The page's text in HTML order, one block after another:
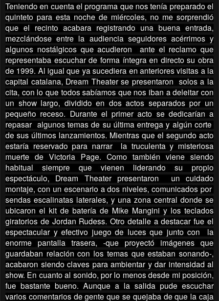
Teniendo en cuenta el programa que nos tenía preparado el
quinteto para esta noche de miércoles, no me sorprendió
que el recinto acabara registrando una buena entrada,
mezclándose entre la audiencia seguidores acérrimos y
algunos nostálgicos que acudieron ante el reclamo que
representaba escuchar de forma íntegra en directo su obra
de 1999. Al igual que ya sucediera en anteriores visitas a la
capital catalana, Dream Theater se presentaron solos a la
cita, con lo que todos sabíamos que nos iban a deleitar con
un show largo, dividido en dos actos separados por un
pequeño receso. Durante el primer acto se dedicarían a
repasar algunos temas de su última entrega y algún corte
de sus últimos lanzamientos. Mientras que el segundo acto
estaría reservado para narrar la truculenta y misteriosa
muerte de Victoria Page. Como también viene siendo
habitual siempre que vienen liderando su propio
espectáculo, Dream Theater presentaron un cuidado
montaje, con un escenario a dos niveles, comunicados por
sendas escalinatas laterales, y una zona central donde se
ubicaron el kit de batería de Mike Mangini y los teclados
giratorios de Jordan Rudess. Otro detalle a destacar fue el
espectacular y efectivo juego de luces que junto con la
enorme pantalla trasera, -que proyectó imágenes que
guardaban relación con los temas que estaban sonando-,
acabaron siendo claves para ambientar y dar intensidad al
show. En cuanto al sonido, por lo menos desde mi posición,
fue bastante bueno. Aunque a la salida pude escuchar
varios comentarios de gente que se quejaba de que la caja